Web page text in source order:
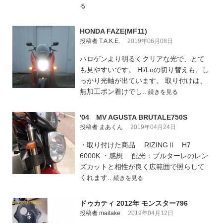
る
HONDA FAZE(MF11)
投稿者 T.A.K.E. 2019年06月08日
ハロゲンより明るくクリアな光で、とて
も見やすいです。 Hi/Loの切り替えも、し
っかり光軸が出ています。 取り付けは、
無加工ポン着けでし.. 続きを見る
'04 MV AGUSTA BRUTALE750S
投稿者 まあくん 2019年04月24日
・取り付けた商品 RIZINGⅡ H7
6000K ・感想 配光：ブルターレのレン
ズカットと相性が良く広範囲で照らして
くれます.. 続きを見る
ドゥカティ 2012年 モンスター796
投稿者 maitake 2019年04月12日